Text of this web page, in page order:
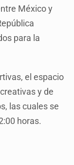
México y
para la
el espacio
y de
las cuales se
horas.